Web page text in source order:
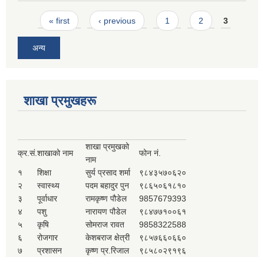
Pages
« first ‹ previous 1 2 3
अन्य
शाखा प्रमुखहरू
क्र.सं.शाखाको नाम
शाखा प्रमुखको
नाम
फोन नं.
१ शिक्षा सुर्य प्रसाद शर्मा
९८४३५७०६२०
२
स्वास्थ्य पदम बहादुर पुन
९८६५०६१८१०
३
पूर्वाधार रामकृष्ण पौडेल
9857679393
४
पशु नारायण पौडेल
९८४७७१००६१
५
कृषि सोमराज रावत
9858322588
६
रोजगार केशबराज क्षेत्री
९८५७६६०६६०
७
प्रशासन कृष्ण प्र.रिजाल ९८५८०२९१९६